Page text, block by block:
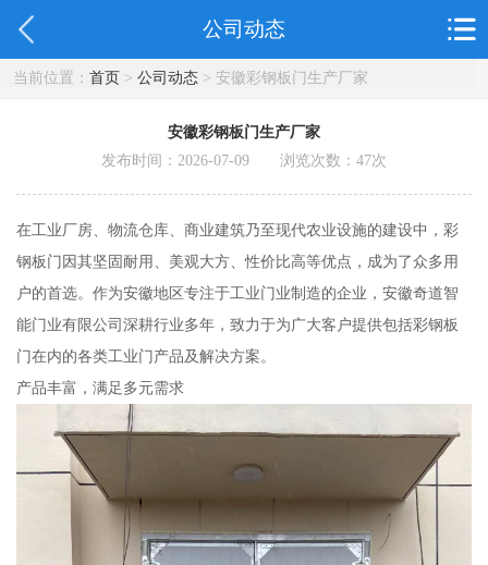
公司动态
当前位置： 首页> 公司动态> 安徽彩钢板门生产厂家
安徽彩钢板门生产厂家
发布时间：2026-07-09 浏览次数： 47次
在工业厂房、物流仓库、商业建筑乃至现代农业设施的建设中，彩
钢板门因其坚固耐用、美观大方、性价比高等优点，成为了众多用
户的首选。作为安徽地区专注于工业门业制造的企业，安徽奇道智
能门业有限公司深耕行业多年，致力于为广大客户提供包括彩钢板
门在内的各类工业门产品及解决方案。
产品丰富，满足多元需求